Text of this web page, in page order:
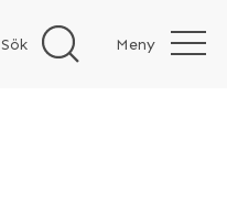
Sök Meny